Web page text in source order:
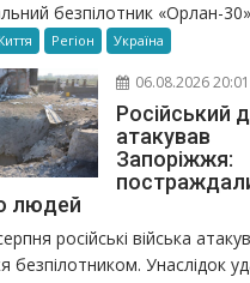
безпілотник «Орлан-
Регіон Україна
06.08.2026 20:01
Російський
атакував
Запоріжжя:
людей
російські війська
безпілотником. Унаслідок